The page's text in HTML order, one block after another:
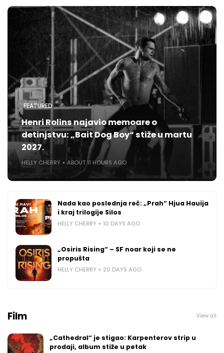
FEATURED
Henri Rolins najavio memoare o
detinjstvu: „Bait Dog Boy“ stiže u martu
2027.
HELLY CHERRY ABOUT 11 HOURS AGO
Nada kao poslednja reč: „Prah“ Hjua Hauija
i kraj trilogije Silos
HELLY CHERRY 10 DAYS AGO
„Osiris Rising“ – SF noar koji se ne
propušta
HELLY CHERRY 20 DAYS AGO
Film View all
„Cathedral“ je stigao: Karpenterov strip u
prodaji, album stiže u petak